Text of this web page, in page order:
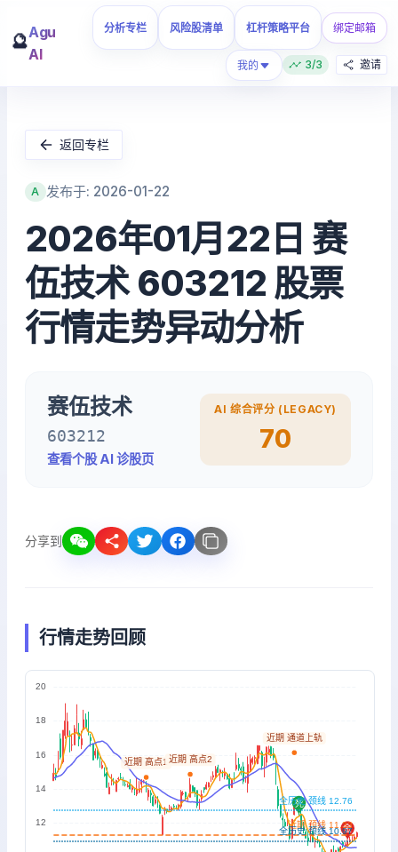
🔮Agu
AI
分析专栏 风险股清单 杠杆策略平台 绑定邮箱
我的 3/3 邀请
返回专栏
A 发布于: 2026-01-22
2026年01月22日 赛
伍技术 603212 股票
行情走势异动分析
赛伍技术
603212
查看个股 AI 诊股页
AI 综合评分 (LEGACY)
70
分享到
行情走势回顾